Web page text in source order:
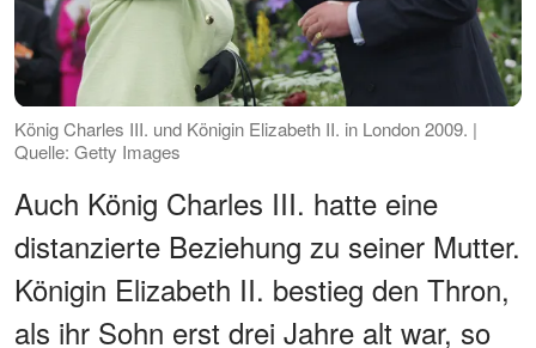
König Charles III. und Königin Elizabeth II. in London 2009. |
Quelle: Getty Images
Auch König Charles III. hatte eine
distanzierte Beziehung zu seiner Mutter.
Königin Elizabeth II. bestieg den Thron,
als ihr Sohn erst drei Jahre alt war, so